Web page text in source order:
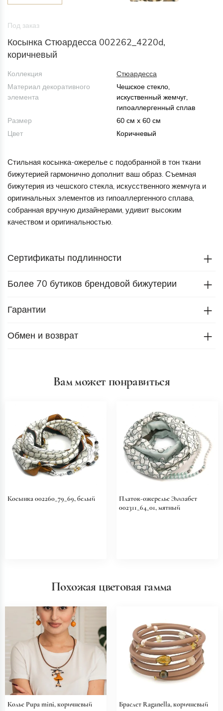
Под заказ
Косынка Стюардесса 002262_4220d,
коричневый
Коллекция
Стюардесса
Материал декоративного
элемента
Чешское стекло,
искуственный жемчуг,
гипоаллергенный сплав
Размер
60 см x 60 см
Цвет
Коричневый
Стильная косынка-ожерелье с подобранной в тон ткани
бижутерией гармонично дополнит ваш образ. Съемная
бижутерия из чешского стекла, искусственного жемчуга и
оригинальных элементов из гипоаллергенного сплава,
собранная вручную дизайнерами, удивит высоким
качеством и оригинальностью.
Сертификаты подлинности
Более 70 бутиков брендовой бижутерии
Гарантии
Обмен и возврат
Вам может понравиться
Косынка 002260_79_69, белый
Платок-ожерелье Элизабет
002311_64_01, мятный
Похожая цветовая гамма
Колье Pupa mini, коричневый Браслет Raganella, коричневый